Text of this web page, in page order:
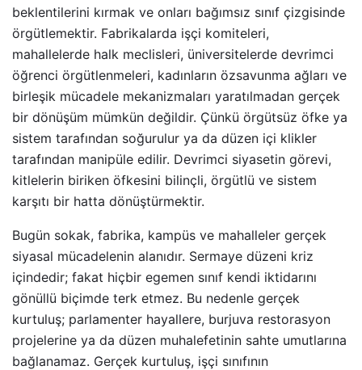
beklentilerini kırmak ve onları bağımsız sınıf çizgisinde
örgütlemektir. Fabrikalarda işçi komiteleri,
mahallelerde halk meclisleri, üniversitelerde devrimci
öğrenci örgütlenmeleri, kadınların özsavunma ağları ve
birleşik mücadele mekanizmaları yaratılmadan gerçek
bir dönüşüm mümkün değildir. Çünkü örgütsüz öfke ya
sistem tarafından soğurulur ya da düzen içi klikler
tarafından manipüle edilir. Devrimci siyasetin görevi,
kitlelerin biriken öfkesini bilinçli, örgütlü ve sistem
karşıtı bir hatta dönüştürmektir.
Bugün sokak, fabrika, kampüs ve mahalleler gerçek
siyasal mücadelenin alanıdır. Sermaye düzeni kriz
içindedir; fakat hiçbir egemen sınıf kendi iktidarını
gönüllü biçimde terk etmez. Bu nedenle gerçek
kurtuluş; parlamenter hayallere, burjuva restorasyon
projelerine ya da düzen muhalefetinin sahte umutlarına
bağlanamaz. Gerçek kurtuluş, işçi sınıfının